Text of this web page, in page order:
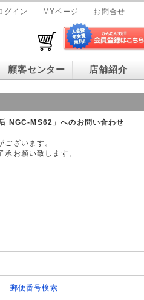
グイン MYページ お問合せ
顧客センター 店舗紹介
NGC-MS62」へのお問い合わせ
ざいます。
お願い致します。
郵便番号検索